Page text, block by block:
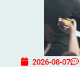
2026-08-07